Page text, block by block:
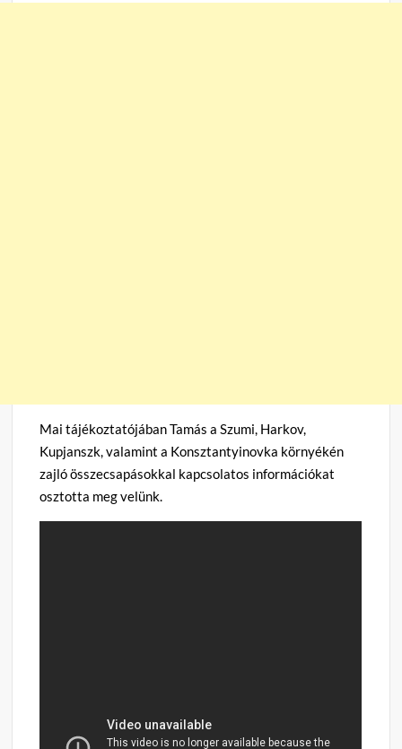
Mai tájékoztatójában Tamás a Szumi, Harkov,
Kupjanszk, valamint a Konsztantyinovka környékén
zajló összecsapásokkal kapcsolatos információkat
osztotta meg velünk.